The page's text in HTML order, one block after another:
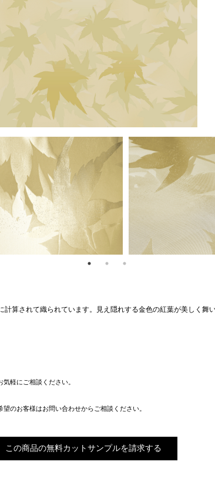
計算されて織られています。見え隠れする金色の紅葉が美しく舞
軽にご相談ください。
のお客様はお問い合わせからご相談ください。
この商品の無料カットサンプルを請求する